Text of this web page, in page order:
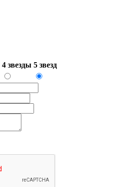
4 звезды 5 звезд